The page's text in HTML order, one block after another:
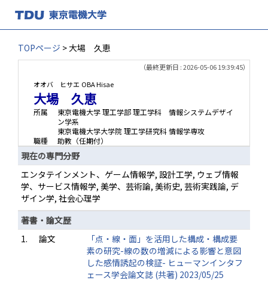
TOPページ > 大場 久恵
（最終更新日 : 2026-05-06 19:39:45）
オオバ ヒサエ OBA Hisae
大場 久恵
所属
東京電機大学 理工学部 理工学科 情報システムデザイ
ン学系
東京電機大学大学院 理工学研究科 情報学専攻
職種
助教（任期付）
現在の専門分野
エンタテインメント、ゲーム情報学, 設計工学, ウェブ情報
学、サービス情報学, 美学、芸術論, 美術史, 芸術実践論, デ
ザイン学, 社会心理学
著書・論文歴
1.
論文
「点・線・面」を活用した構成・構成要
素の研究-線の数の増減による影響と意図
した感情誘起の検証- ヒューマンインタフ
ェース学会論文誌 (共著) 2023/05/25